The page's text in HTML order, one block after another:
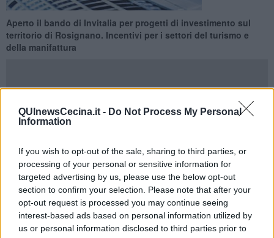
QUInewsCecina.it - Do Not Process My Personal
Information
If you wish to opt-out of the sale, sharing to third parties, or
processing of your personal or sensitive information for
targeted advertising by us, please use the below opt-out
section to confirm your selection. Please note that after your
opt-out request is processed you may continue seeing
interest-based ads based on personal information utilized by
us or personal information disclosed to third parties prior to
Aperto il bando di Invitalia per progetti di investimento sul
territorio di Rosignano. Incentivi per i settori del turismo e
della manifattura
ROSIGNANO MARITTIMO —
Rosignano.Le risorse legate all’Accordo di programma per il
rilancio competitivo dell’area costiera livornese ammontano
complessivamente a 20 milioni, di cui 10 di competenza della
Regione e 10 messi a disposizione dal Mise e gestiti dall’agenzia
Invitalia.
Il bando è statoaperto il 6 marzodopo la registrazione
dell’Accordo alla Corte dei Conti, e chiuderà il 7 aprile.